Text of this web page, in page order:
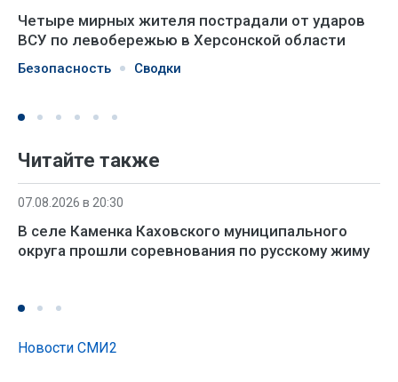
Четыре мирных жителя пострадали от ударов
ВСУ по левобережью в Херсонской области
Безопасность Сводки
Читайте также
07.08.2026 в 20:30
В селе Каменка Каховского муниципального
округа прошли соревнования по русскому жиму
Новости СМИ2